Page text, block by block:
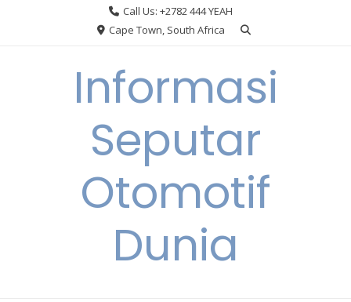
Call Us: +2782 444 YEAH
Cape Town, South Africa
Informasi
Seputar
Otomotif
Dunia